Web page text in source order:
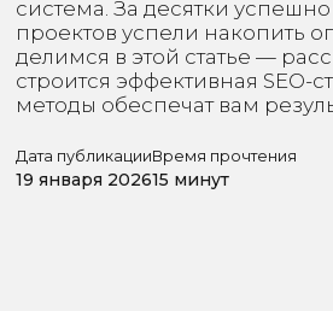
19 января 2026 15 минут
О СТАТЬЕ
от работы с Яндекс тем, что первый
гораздо строже относится к качеству